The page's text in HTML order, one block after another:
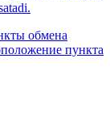
обмена
пункта